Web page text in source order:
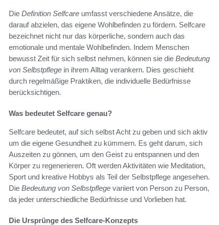
Die Definition Selfcare umfasst verschiedene Ansätze, die
darauf abzielen, das eigene Wohlbefinden zu fördern. Selfcare
bezeichnet nicht nur das körperliche, sondern auch das
emotionale und mentale Wohlbefinden. Indem Menschen
bewusst Zeit für sich selbst nehmen, können sie die Bedeutung
von Selbstpflege in ihrem Alltag verankern. Dies geschieht
durch regelmäßige Praktiken, die individuelle Bedürfnisse
berücksichtigen.
Was bedeutet Selfcare genau?
Selfcare bedeutet, auf sich selbst Acht zu geben und sich aktiv
um die eigene Gesundheit zu kümmern. Es geht darum, sich
Auszeiten zu gönnen, um den Geist zu entspannen und den
Körper zu regenerieren. Oft werden Aktivitäten wie Meditation,
Sport und kreative Hobbys als Teil der Selbstpflege angesehen.
Die Bedeutung von Selbstpflege variiert von Person zu Person,
da jeder unterschiedliche Bedürfnisse und Vorlieben hat.
Die Ursprünge des Selfcare-Konzepts